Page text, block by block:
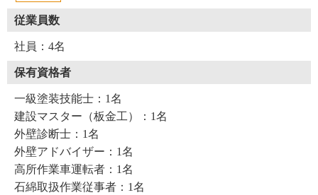
様々な困りごとが発生します。荒駒さんのように「どんな
ことでもご相談を」と言ってくれる工事店がそばにある、
※1 谷・・・屋根面と屋根面の繋ぎ目で雨水が流れる排水
機能をもつ部分
（2026年1月取材）
従業員数
社員：4名
保有資格者
一級塗装技能士：1名
建設マスター（板金工）：1名
外壁診断士：1名
外壁アドバイザー：1名
高所作業車運転者：1名
石綿取扱作業従事者：1名